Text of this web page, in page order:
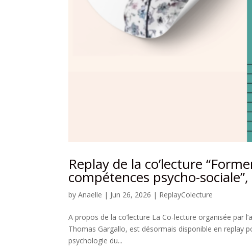
Replay de la co’lecture
compétences psycho-
byAnaelle | Jun 26, 2026 | ReplayColecture
A propos de la co’lecture La Co-lecture organisée par
Thomas Gargallo, est désormais disponible en replay
psychologie du...